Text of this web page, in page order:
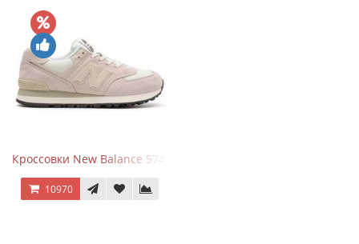
Кроссовки New Balance 574 Light Grey Pink
10970